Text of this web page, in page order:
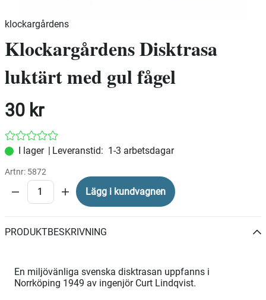
klockargårdens
Klockargårdens Disktrasa
luktärt med gul fågel
30 kr
| Leveranstid: 1-3 arbetsdagar
Artnr: 5872
Lägg i kundvagnen
PRODUKTBESKRIVNING
En miljövänliga svenska disktrasan uppfanns i
Norrköping 1949 av ingenjör Curt Lindqvist.